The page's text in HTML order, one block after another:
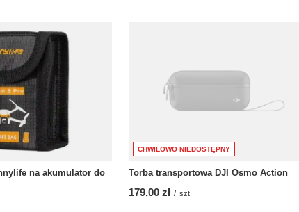
na akumulator do
CHWILOWO NIEDOSTĘPNY
Torba transportowa DJI Osmo Action
179,00 zł / szt.